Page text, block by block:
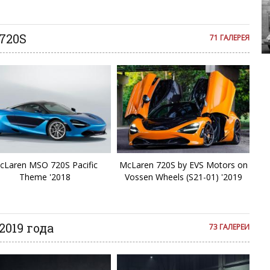
сайте с некоторым опозданием.
71 ГАЛЕРЕЯ
MSO 720S Pacific
Theme '2018
McLaren 720S by EVS Motors on
Vossen Wheels (S21-01) '2019
73 ГАЛЕРЕИ
года